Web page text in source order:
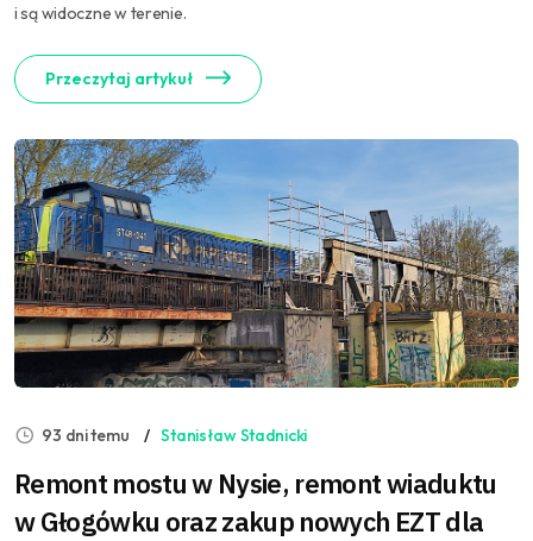
i są widoczne w terenie.
Przeczytaj artykuł
93 dni temu Stanisław Stadnicki
Remont mostu w Nysie, remont wiaduktu
w Głogówku oraz zakup nowych EZT dla